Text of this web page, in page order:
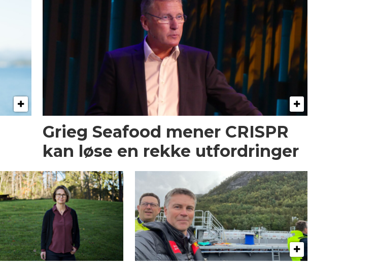
Grieg Seafood mener CRISPR
kan løse en rekke utfordringer